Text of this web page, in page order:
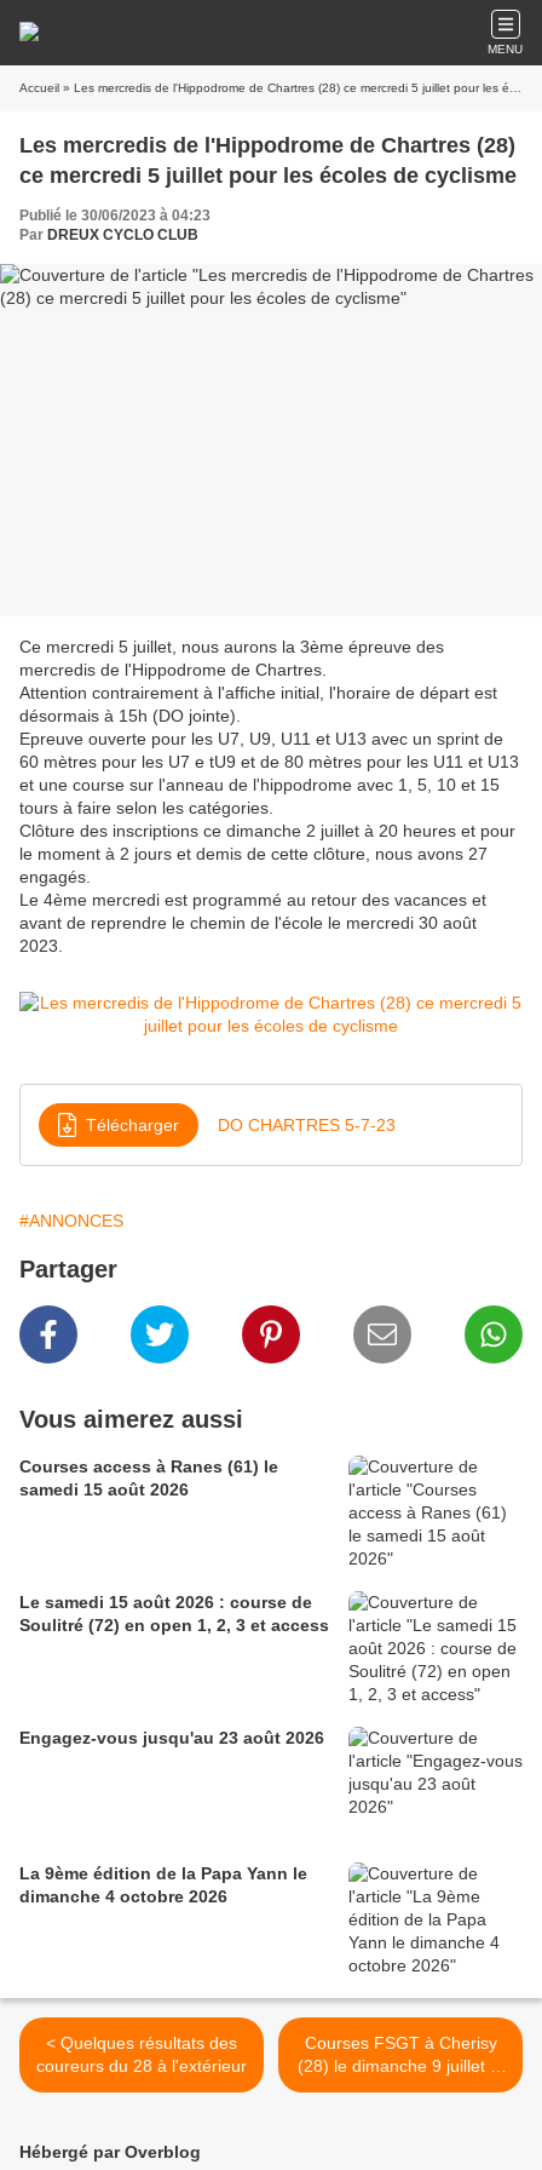
MENU
Accueil » Les mercredis de l'Hippodrome de Chartres (28) ce mercredi 5 juillet pour les écoles de cyclisme
Les mercredis de l'Hippodrome de Chartres (28)
ce mercredi 5 juillet pour les écoles de cyclisme
Publié le 30/06/2023 à 04:23
Par DREUX CYCLO CLUB
Ce mercredi 5 juillet, nous aurons la 3ème épreuve des
mercredis de l'Hippodrome de Chartres.
Attention contrairement à l'affiche initial, l'horaire de départ est
désormais à 15h (DO jointe).
Epreuve ouverte pour les U7, U9, U11 et U13 avec un sprint de
60 mètres pour les U7 e tU9 et de 80 mètres pour les U11 et U13
et une course sur l'anneau de l'hippodrome avec 1, 5, 10 et 15
tours à faire selon les catégories.
Clôture des inscriptions ce dimanche 2 juillet à 20 heures et pour
le moment à 2 jours et demis de cette clôture, nous avons 27
engagés.
Le 4ème mercredi est programmé au retour des vacances et
avant de reprendre le chemin de l'école le mercredi 30 août
2023.
Télécharger DO CHARTRES 5-7-23
#ANNONCES
Partager
Vous aimerez aussi
Courses access à Ranes (61) le
samedi 15 août 2026
Le samedi 15 août 2026 : course de
Soulitré (72) en open 1, 2, 3 et access
Engagez-vous jusqu'au 23 août 2026
La 9ème édition de la Papa Yann le
dimanche 4 octobre 2026
< Quelques résultats des
coureurs du 28 à l'extérieur
Courses FSGT à Cherisy
(28) le dimanche 9 juillet et
à Courdemanche (27) le
Hébergé par Overblog